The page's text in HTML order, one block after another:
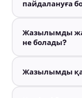
пайдалануға
Жазылымды
не болады?
Жазылымды